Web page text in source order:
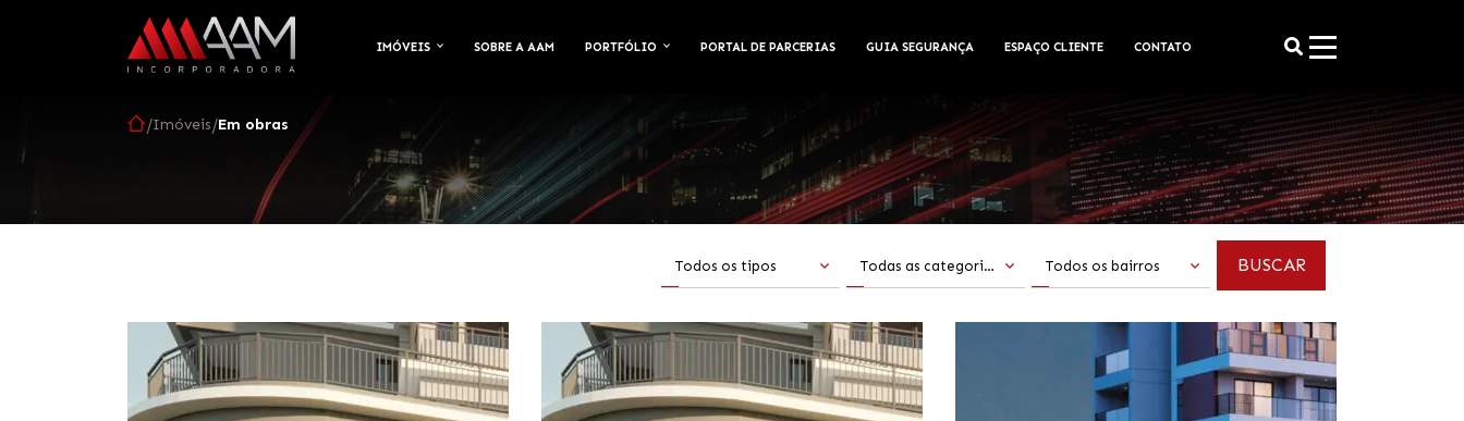
IMÓVEIS SOBRE A AAM PORTFÓLIO PORTAL DE PARCERIAS GUIA SEGURANÇA ESPAÇO CLIENTE CONTATO
/Imóveis/Em obras
Todos os tipos Todas as categorias Todos os bairros